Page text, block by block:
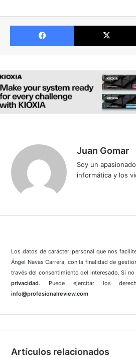
Facebook
Juan Gomar
Soy un
informática y los
Los datos de carácter personal que nos
Ángel Navas Carrera, con la finalidad de
través del consentimiento del interesado. Si
privacidad. Puede ejercitar los
info@profesionalreview.com
Artículos relacionados